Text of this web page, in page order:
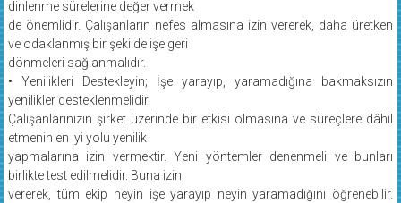
dinlenme sürelerine değer vermek
de önemlidir. Çalışanların nefes almasına izin vererek, daha üretken
ve odaklanmış bir şekilde işe geri
dönmeleri sağlanmalıdır.
• Yenilikleri Destekleyin; İşe yarayıp, yaramadığına bakmaksızın
yenilikler desteklenmelidir.
Çalışanlarınızın şirket üzerinde bir etkisi olmasına ve süreçlere dâhil
etmenin en iyi yolu yenilik
yapmalarına izin vermektir. Yeni yöntemler denenmeli ve bunları
birlikte test edilmelidir. Buna izin
vererek, tüm ekip neyin işe yarayıp neyin yaramadığını öğrenebilir.